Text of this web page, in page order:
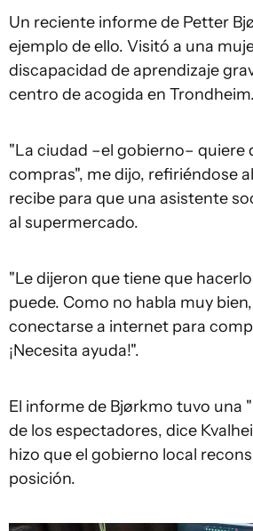
Un reciente informe de Petter
ejemplo de ello. Visitó a una
discapacidad de aprendizaje
centro de acogida en Trondheim.
"La ciudad –el gobierno– quiere
compras", me dijo, refiriéndose
recibe para que una asistente
al supermercado.
"Le dijeron que tiene que hacerlo
puede. Como no habla muy
conectarse a internet para
¡Necesita ayuda!".
El informe de Bjørkmo tuvo una
de los espectadores, dice
hizo que el gobierno local
posición.